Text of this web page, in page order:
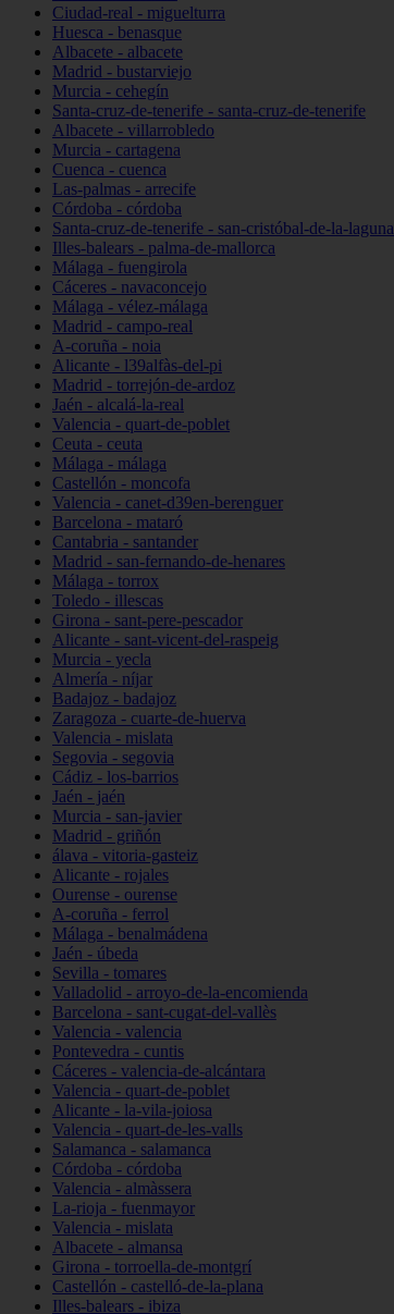
Ciudad-real - miguelturra
Huesca - benasque
Albacete - albacete
Madrid - bustarviejo
Murcia - cehegín
Santa-cruz-de-tenerife - santa-cruz-de-tenerife
Albacete - villarrobledo
Murcia - cartagena
Cuenca - cuenca
Las-palmas - arrecife
Córdoba - córdoba
Santa-cruz-de-tenerife - san-cristóbal-de-la-laguna
Illes-balears - palma-de-mallorca
Málaga - fuengirola
Cáceres - navaconcejo
Málaga - vélez-málaga
Madrid - campo-real
A-coruña - noia
Alicante - l39alfàs-del-pi
Madrid - torrejón-de-ardoz
Jaén - alcalá-la-real
Valencia - quart-de-poblet
Ceuta - ceuta
Málaga - málaga
Castellón - moncofa
Valencia - canet-d39en-berenguer
Barcelona - mataró
Cantabria - santander
Madrid - san-fernando-de-henares
Málaga - torrox
Toledo - illescas
Girona - sant-pere-pescador
Alicante - sant-vicent-del-raspeig
Murcia - yecla
Almería - níjar
Badajoz - badajoz
Zaragoza - cuarte-de-huerva
Valencia - mislata
Segovia - segovia
Cádiz - los-barrios
Jaén - jaén
Murcia - san-javier
Madrid - griñón
álava - vitoria-gasteiz
Alicante - rojales
Ourense - ourense
A-coruña - ferrol
Málaga - benalmádena
Jaén - úbeda
Sevilla - tomares
Valladolid - arroyo-de-la-encomienda
Barcelona - sant-cugat-del-vallès
Valencia - valencia
Pontevedra - cuntis
Cáceres - valencia-de-alcántara
Valencia - quart-de-poblet
Alicante - la-vila-joiosa
Valencia - quart-de-les-valls
Salamanca - salamanca
Córdoba - córdoba
Valencia - almàssera
La-rioja - fuenmayor
Valencia - mislata
Albacete - almansa
Girona - torroella-de-montgrí
Castellón - castelló-de-la-plana
Illes-balears - ibiza